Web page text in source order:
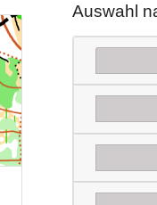
Auswahl